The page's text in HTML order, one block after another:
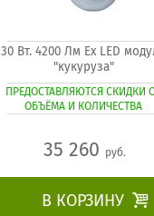
30 Вт. 4200 Лм Ех LED
"кукуруза"
ПРЕДОСТАВЛЯЮТСЯ СКИДКИ
ОБЪЁМА И КОЛИЧЕСТВА
35 260 руб.
В КОРЗИНУ 